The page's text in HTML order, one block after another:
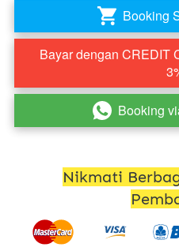
` Booking
Bayar dengan CREDIT
` Booking
Nikmati